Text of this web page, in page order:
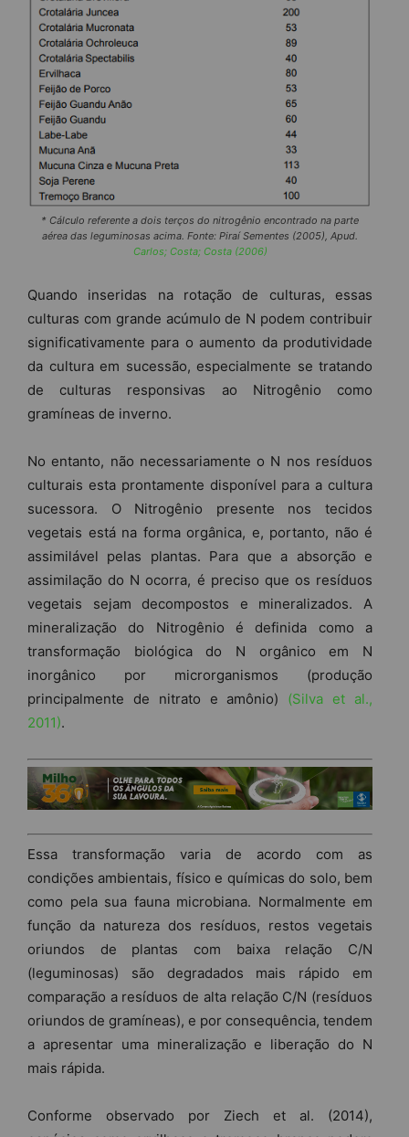
* Cálculo referente a dois terços do nitrogênio encontrado na parte
aérea das leguminosas acima. Fonte: Piraí Sementes (2005), Apud.
Carlos; Costa; Costa (2006)
Quando inseridas na rotação de culturas, essas
culturas com grande acúmulo de N podem contribuir
significativamente para o aumento da produtividade
da cultura em sucessão, especialmente se tratando
de culturas responsivas ao Nitrogênio como
gramíneas de inverno.
No entanto, não necessariamente o N nos resíduos
culturais esta prontamente disponível para a cultura
sucessora. O Nitrogênio presente nos tecidos
vegetais está na forma orgânica, e, portanto, não é
assimilável pelas plantas. Para que a absorção e
assimilação do N ocorra, é preciso que os resíduos
vegetais sejam decompostos e mineralizados. A
mineralização do Nitrogênio é definida como a
transformação biológica do N orgânico em N
inorgânico por microrganismos (produção
principalmente de nitrato e amônio) (Silva et al.,
2011).
Essa transformação varia de acordo com as
condições ambientais, físico e químicas do solo, bem
como pela sua fauna microbiana. Normalmente em
função da natureza dos resíduos, restos vegetais
oriundos de plantas com baixa relação C/N
(leguminosas) são degradados mais rápido em
comparação a resíduos de alta relação C/N (resíduos
oriundos de gramíneas), e por consequência, tendem
a apresentar uma mineralização e liberação do N
mais rápida.
Conforme observado por Ziech et al. (2014),